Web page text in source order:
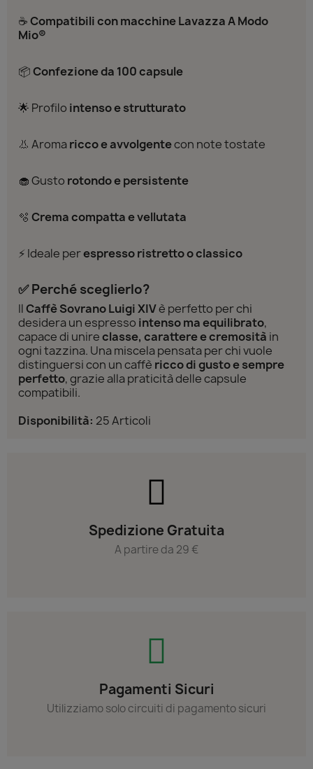
☕Compatibili con macchine Lavazza A Modo
Mio®
📦Confezione da 100 capsule
🌟 Profilo intenso e strutturato
👃 Aromaricco e avvolgentecon note tostate
🧁 Gusto rotondo e persistente
🫧 Crema compatta e vellutata
⚡ Ideale perespresso ristretto o classico
✅ Perché sceglierlo?
IlCaffè Sovrano Luigi XIVè perfetto per chi
desidera un espresso intenso ma equilibrato,
capace di unireclasse, carattere e cremosità in
ogni tazzina. Una miscela pensata per chi vuole
distinguersi con un caffè ricco di gusto e sempre
perfetto, grazie alla praticità delle capsule
compatibili.
Disponibilità: 25 Articoli
Spedizione Gratuita
A partire da 29 €
Pagamenti Sicuri
Utilizziamo solo circuiti di pagamento sicuri